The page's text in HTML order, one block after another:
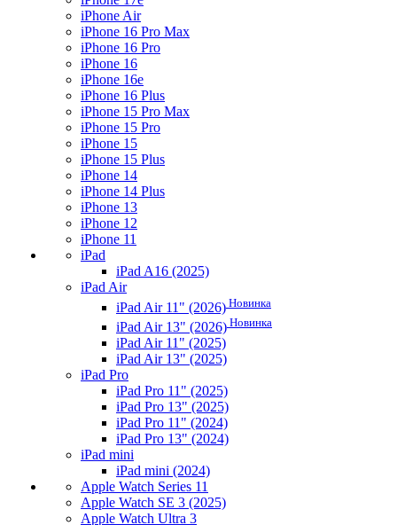
iPhone Air
iPhone 16 Pro Max
iPhone 16 Pro
iPhone 16
iPhone 16e
iPhone 16 Plus
iPhone 15 Pro Max
iPhone 15 Pro
iPhone 15
iPhone 15 Plus
iPhone 14
iPhone 14 Plus
iPhone 13
iPhone 12
iPhone 11
iPad
iPad A16 (2025)
iPad Air
iPad Air 11" (2026) Новинка
iPad Air 13" (2026) Новинка
iPad Air 11" (2025)
iPad Air 13" (2025)
iPad Pro
iPad Pro 11" (2025)
iPad Pro 13" (2025)
iPad Pro 11" (2024)
iPad Pro 13" (2024)
iPad mini
iPad mini (2024)
Apple Watch Series 11
Apple Watch SE 3 (2025)
Apple Watch Ultra 3